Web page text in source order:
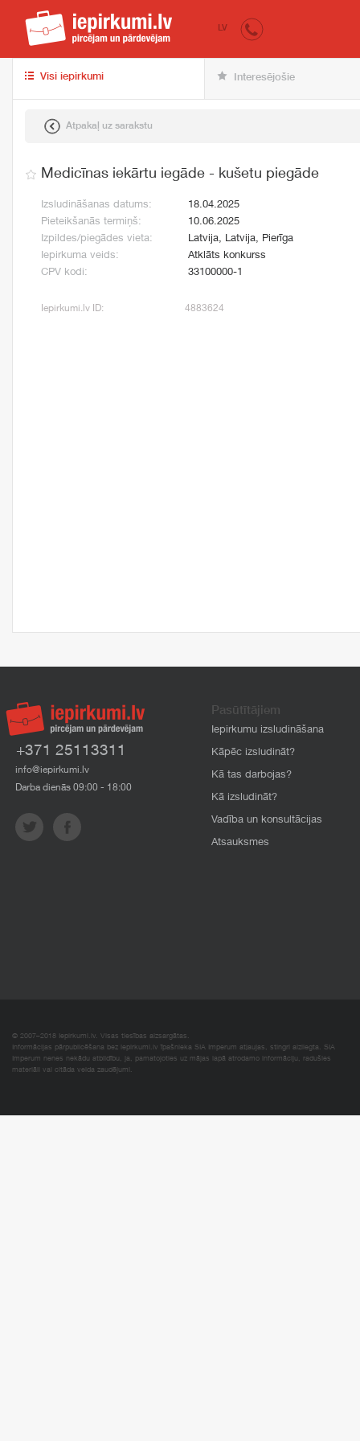
iepirkumi.lv
LV
Visi iepirkumi Interesējošie
Atpakaļ uz sarakstu
Medicīnas iekārtu iegāde - kušetu piegāde
Izsludināšanas datums:
18.04.2025
Pieteikšanās termiņš:
10.06.2025
Izpildes/piegādes vieta:
Latvija, Latvija, Pierīga
Iepirkuma veids:
Atklāts konkurss
CPV kodi:
33100000-1
Iepirkumi.lv ID: 4883624
+371 25113311
info@iepirkumi.lv
Darba dienās 09:00 - 18:00
Pasūtītājiem
Iepirkumu izsludināšana
Kāpēc izsludināt?
Kā tas darbojas?
Kā izsludināt?
Vadība un konsultācijas
Atsauksmes
© 2007–2018 Iepirkumi.lv. Visas tiesības aizsargātas.
Informācijas pārpublicēšana bez iepirkumi.lv īpašnieka SIA Imperum atļaujas, stingri aizliegta. SIA
Imperum nenes nekādu atbildību, ja, pamatojoties uz mājas lapā atrodamo informāciju, radušies
materiāli vai citāda veida zaudējumi.